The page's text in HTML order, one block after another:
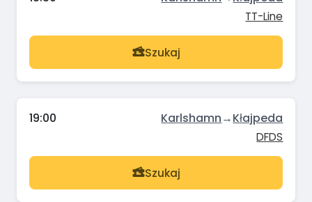
TT-Line
Szukaj
19:00 Karlshamn→Kłajpeda
DFDS
Szukaj